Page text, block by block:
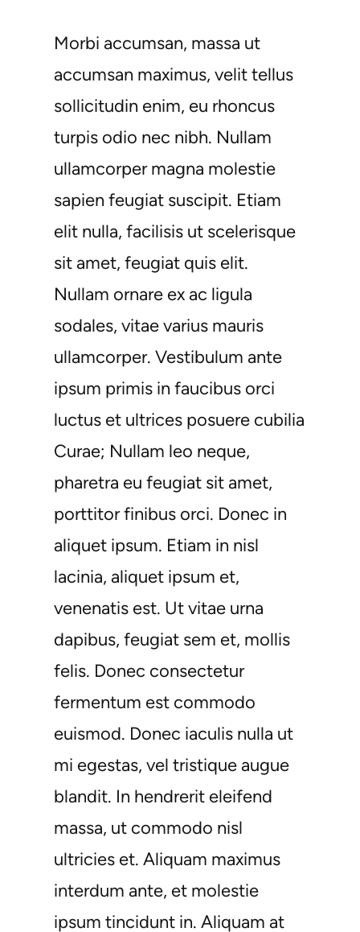
Morbi accumsan, massa ut
accumsan maximus, velit tellus
sollicitudin enim, eu rhoncus
turpis odio nec nibh. Nullam
ullamcorper magna molestie
sapien feugiat suscipit. Etiam
elit nulla, facilisis ut scelerisque
sit amet, feugiat quis elit.
Nullam ornare ex ac ligula
sodales, vitae varius mauris
ullamcorper. Vestibulum ante
ipsum primis in faucibus orci
luctus et ultrices posuere cubilia
Curae; Nullam leo neque,
pharetra eu feugiat sit amet,
porttitor finibus orci. Donec in
aliquet ipsum. Etiam in nisl
lacinia, aliquet ipsum et,
venenatis est. Ut vitae urna
dapibus, feugiat sem et, mollis
felis. Donec consectetur
fermentum est commodo
euismod. Donec iaculis nulla ut
mi egestas, vel tristique augue
blandit. In hendrerit eleifend
massa, ut commodo nisl
ultricies et. Aliquam maximus
interdum ante, et molestie
ipsum tincidunt in. Aliquam at